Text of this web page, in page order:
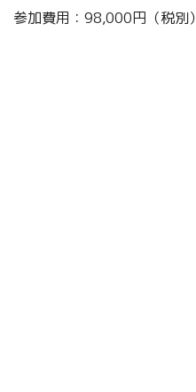
参加費用：98,000円（税別）